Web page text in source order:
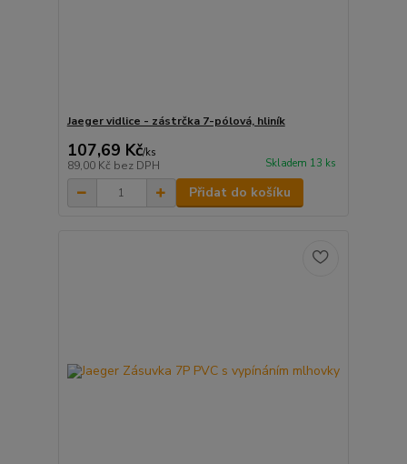
Jaeger vidlice - zástrčka 7-pólová, hliník
107,69 Kč/ks
89,00 Kč bez DPH Skladem 13 ks
Přidat do košíku